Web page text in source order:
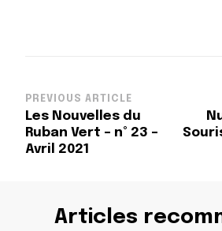
Post
Navigation
PREVIOUS ARTICLE
Les Nouvelles du
Ruban Vert – n° 23 –
Avril 2021
Articles